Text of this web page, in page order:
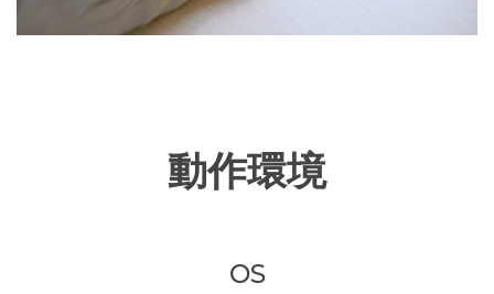
動作環境
OS